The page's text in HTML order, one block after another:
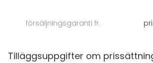
försäljningsgaranti fr.
Tilläggsuppgifter om